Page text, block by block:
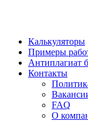
Калькуляторы
Примеры
Антиплагиат
Контакты
FAQ
О